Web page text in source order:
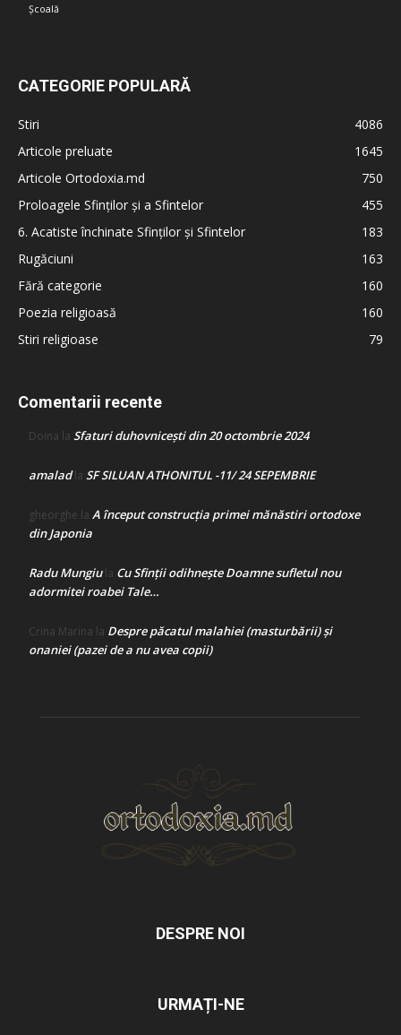
Școală
CATEGORIE POPULARĂ
Stiri
4086
Articole preluate
1645
Articole Ortodoxia.md
750
Proloagele Sfinților și a Sfintelor
455
6. Acatiste închinate Sfinților și Sfintelor
183
Rugăciuni
163
Fără categorie
160
Poezia religioasă
160
Stiri religioase
79
Comentarii recente
Doina la Sfaturi duhovnicești din 20 octombrie 2024
amaladla SF SILUAN ATHONITUL -11/ 24 SEPEMBRIE
gheorghe la A început construcţia primei mănăstiri ortodoxe
din Japonia
Radu Mungiula Cu Sfinții odihnește Doamne sufletul nou
adormitei roabei Tale…
Crina Marina la Despre păcatul malahiei (masturbării) şi
onaniei (pazei de a nu avea copii)
DESPRE NOI
URMAȚI-NE